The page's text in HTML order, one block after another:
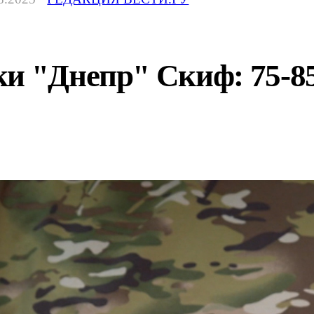
"Днепр" Скиф: 75-